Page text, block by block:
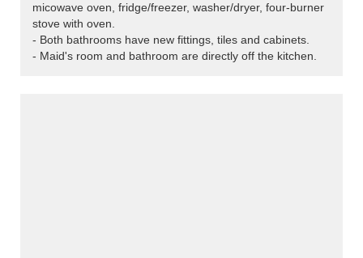
micowave oven, fridge/freezer, washer/dryer, four-burner
stove with oven.
- Both bathrooms have new fittings, tiles and cabinets.
- Maid's room and bathroom are directly off the kitchen.